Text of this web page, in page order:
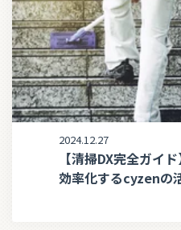
2024.12.27
【清掃DX完全ガイ
効率化するcyzenの